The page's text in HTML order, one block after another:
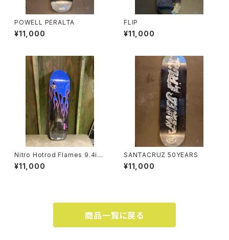
POWELL PERALTA
¥11,000
FLIP
¥11,000
Nitro Hotrod Flames 9.4inc
h
¥11,000
SANTACRUZ 50YEARS
¥11,000
商品一覧に戻る